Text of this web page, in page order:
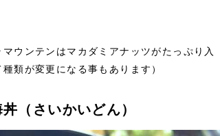
ウンテンはマカダミアナッツがたっぷり入
類が変更になる事もあります）
（さいかいどん）